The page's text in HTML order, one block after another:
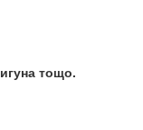
тощо.